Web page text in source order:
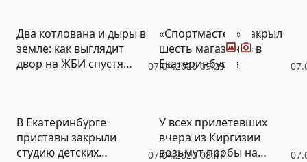
07.04.2020 09:29
Два котлована и дыры в
земле: как выглядит
двор на ЖБИ спустя
ФотоВидео
«Спортмастер» закрыл
шесть магазинов в
Екатеринбурге,
07.04.2020 08:47
В Екатеринбурге
приставы закрыли
студию детских
У всех прилетевших
вчера из Киргизии
возьмут пробы на